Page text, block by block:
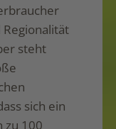
steht
sich ein
zu 100